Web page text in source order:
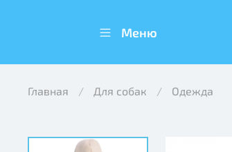
Меню
Главная Для собак Одежда